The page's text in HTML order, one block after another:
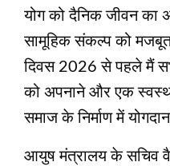
योग को दैनिक जीवन का
सामूहिक संकल्प को मजबूत
दिवस 2026 से पहले मैं
को अपनाने और एक
समाज के निर्माण में
आयुष मंत्रालय के सचिव